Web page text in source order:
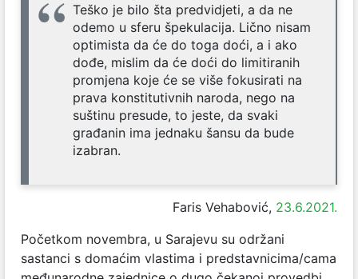
Teško je bilo šta predvidjeti, a da ne
odemo u sferu špekulacija. Lično nisam
optimista da će do toga doći, a i ako
dođe, mislim da će doći do limitiranih
promjena koje će se više fokusirati na
prava konstitutivnih naroda, nego na
suštinu presude, to jeste, da svaki
građanin ima jednaku šansu da bude
izabran.
Faris Vehabović, 23.6.2021.
Početkom novembra, u Sarajevu su održani
sastanci s domaćim vlastima i predstavnicima/cama